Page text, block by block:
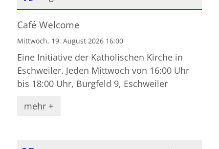
Datum: 19. August 2026
Café Welcome
Mittwoch, 19. August 2026 16:00
Eine Initiative der Katholischen Kirche in
Eschweiler. Jeden Mittwoch von 16:00 Uhr
bis 18:00 Uhr, Burgfeld 9, Eschweiler
mehr +